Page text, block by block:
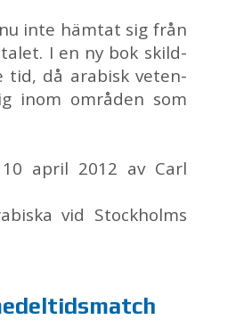
inte häm­tat sig från
I en ny bok skild­
tid, då ara­bisk ve­ten­
inom om­rå­den som
10 april 2012 av Carl
vid Stock­holms